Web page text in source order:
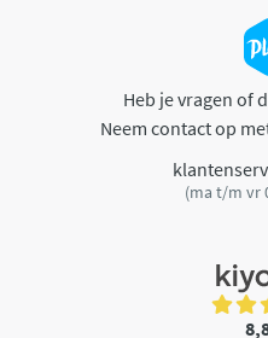
Heb je vragen of
Neem contact op
(ma t/m vr